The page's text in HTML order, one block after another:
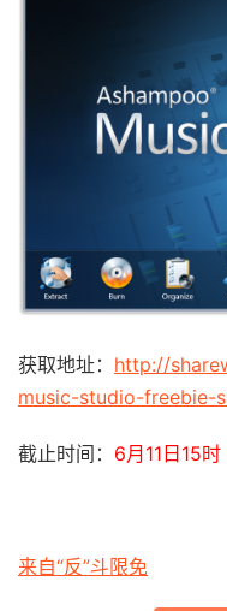
获取地址： http://
music-studio-freebie-
截止时间： 6月11日15时
来自“反”斗限免